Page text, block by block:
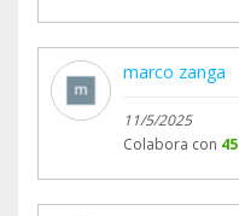
marco zanga
11/5/2025
Colabora con 45